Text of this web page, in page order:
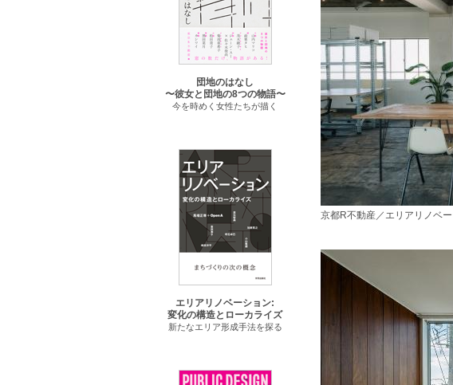
京都R不動産／エリアリノベ
団地のはなし
〜彼女と団地の8つの物語〜
今を時めく女性たちが描く
エリアリノベーション:
変化の構造とローカライズ
新たなエリア形成手法を探る